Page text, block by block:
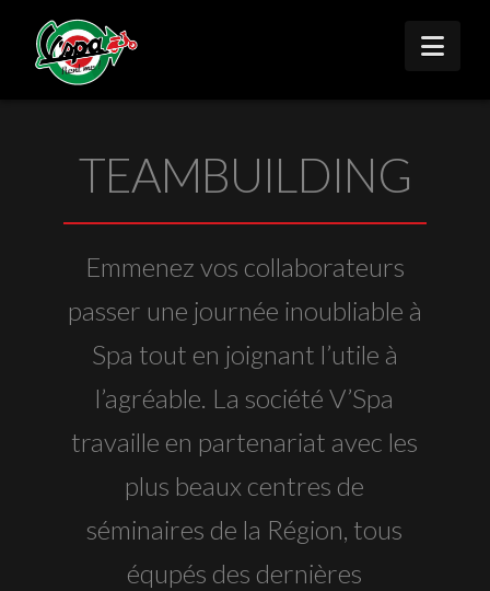
TEAMBUILDING
Emmenez vos collaborateurs
passer une journée inoubliable à
Spa tout en joignant l’utile à
l’agréable. La société V’Spa
travaille en partenariat avec les
plus beaux centres de
séminaires de la Région, tous
équpés des dernières